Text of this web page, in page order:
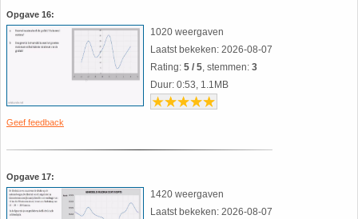
Opgave 16:
Geef feedback
1020 weergaven
Laatst bekeken: 2026-08-07
Rating: 5 / 5, stemmen: 3
Duur: 0:53, 1.1MB
Opgave 17:
1420 weergaven
Laatst bekeken: 2026-08-07